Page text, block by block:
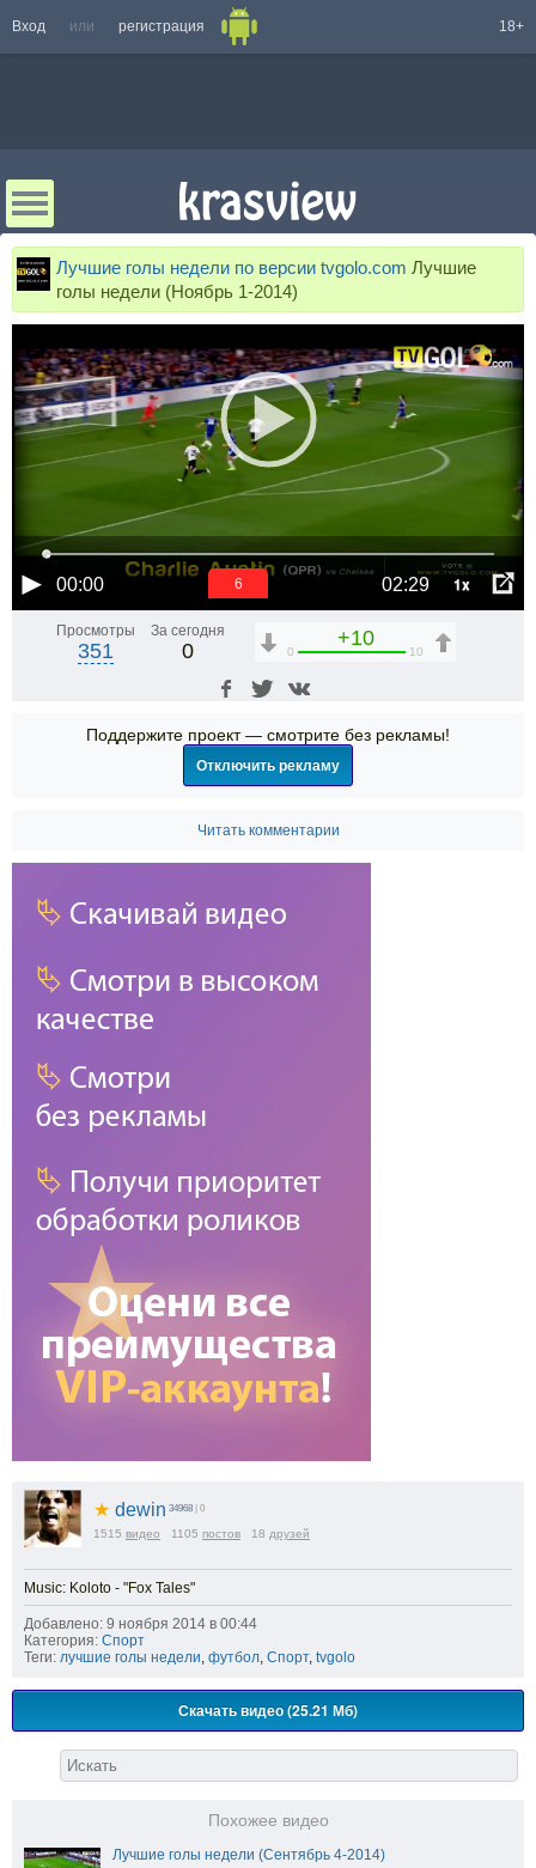
Вход или регистрация 18+
Лучшие голы недели по версии tvgolo.com Лучшие
голы недели (Ноябрь 1-2014)
00:00 02:29 1x
6
Просмотры
351
За сегодня
0
+10
0 10
Поддержите проект — смотрите без рекламы!
Отключить рекламу
Читать комментарии
★ dewin 34968 | 0
1515 видео 1105 постов 18 друзей
Music: Koloto - "Fox Tales"
Добавлено: 9 ноября 2014 в 00:44
Категория: Спорт
Теги: лучшие голы недели, футбол, Спорт, tvgolo
Скачать видео (25.21 Мб)
Похожее видео
Лучшие голы недели (Сентябрь 4-2014)